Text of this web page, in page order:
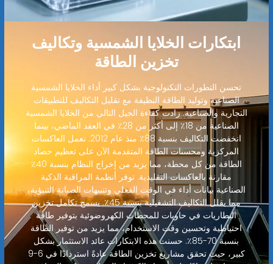
ابتكارات الخلايا الشمسية وتكاليف
تخزين الطاقة
تحسن التطورات التكنولوجية بشكل كبير أداء الخلايا الشمسية
الصناعية وتوليد الطاقة النظيفة مع تقليل التكاليف للتطبيقات
التجارية والصناعية. زادت كفاءة الجيل التالي من الخلايا الشمسية
الصناعية من 18٪ إلى أكثر من 28٪ في العقد الماضي، بينما
انخفضت التكاليف بنسبة 88٪ منذ عام 2012. تعمل العاكسات
المركزية ومحسنات الطاقة المتقدمة الآن على تعظيم حصاد
الطاقة من كل محطة، مما يزيد من إخراج النظام بنسبة 40٪
مقارنة بالعاكسات التقليدية. توفر أنظمة المراقبة الذكية
الصناعية بيانات أداء في الوقت الفعلي وتنبيهات الصيانة التنبؤية،
مما يقلل التكاليف التشغيلية بنسبة 45٪. يسمح تكامل تخزين
البطاريات في حاويات للمحطات الكهروضوئية بتوفير طاقة
احتياطية وتحسين وقت الاستخدام، مما يزيد من توفير الطاقة
بنسبة 70-85٪. حسنت هذه الابتكارات عائد الاستثمار بشكل
كبير، حيث تحقق مشاريع تخزين الطاقة عادةً استردادًا في 6-9